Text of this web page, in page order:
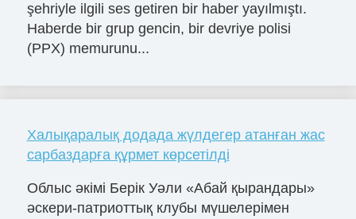
şehriyle ilgili ses getiren bir haber yayılmıştı.
Haberde bir grup gencin, bir devriye polisi
(PPX) memurunu...
Халықаралық додада жүлдегер атанған жас
сарбаздарға құрмет көрсетілді
Облыс әкімі Берік Уәли «Абай қырандары»
әскери-патриоттық клубы мүшелерімен